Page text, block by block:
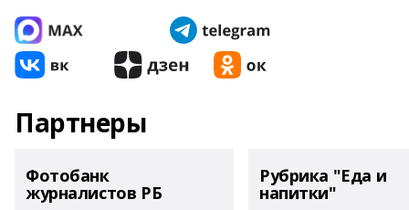
Партнеры
Фотобанк
журналистов РБ
Рубрика "Еда и
напитки"